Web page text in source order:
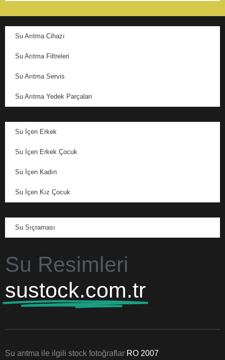
Su Arıtma Cihazı
Su Arıtma Filtreleri
Su Arıtma Servis
Su Arıtma Yedek Parçaları
Su İçen Erkek
Su İçen Erkek Çocuk
Su İçen Kadın
Su İçen Kız Çocuk
Su Sıçraması
Su Resimleri
sustock.com.tr
Su arıtma ile ilgili stock fotoğraflar RO 2007